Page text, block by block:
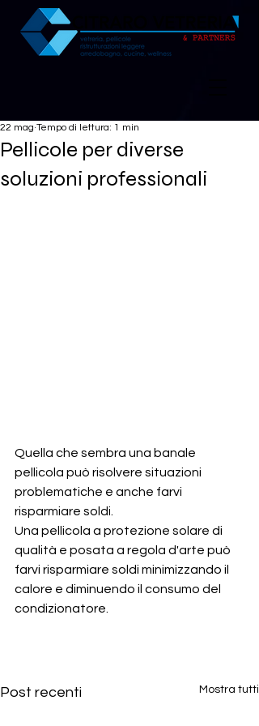
Pellicole per diverse
soluzioni professionali
22 mag Tempo di lettura: 1 min
Quella che sembra una banale
pellicola può risolvere situazioni
problematiche e anche farvi
risparmiare soldi.
Una pellicola a protezione solare di
qualità e posata a regola d'arte può
farvi risparmiare soldi minimizzando il
calore e diminuendo il consumo del
condizionatore.
Post recenti Mostra tutti